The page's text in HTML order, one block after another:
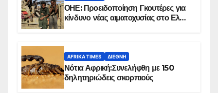
ΟΗΕ: Προειδοποίηση Γκουτέρες για
κίνδυνο νέας αιματοχυσίας στο Ελ
AFRIKA TIMES ΔΙΕΘΝΉ
Νότια Αφρική:Συνελήφθη με 150
δηλητηριώδεις σκορπιούς